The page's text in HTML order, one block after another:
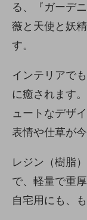
る、『ガーデ
薇と天使と妖
す。
インテリアで
に癒されます
ュートなデザ
表情や仕草が
レジン（樹脂
で、軽量で重
自宅用にも、